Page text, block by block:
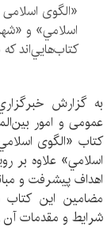
«الگوی
اسلامي» و
كتاب‌هايي‌اند
به گزارش
عمومی و امور
کتاب «الگوی
اسلامي» علاوه بر
اهداف پيشرفت و
مضامين اين
شرايط و مقدمات آن